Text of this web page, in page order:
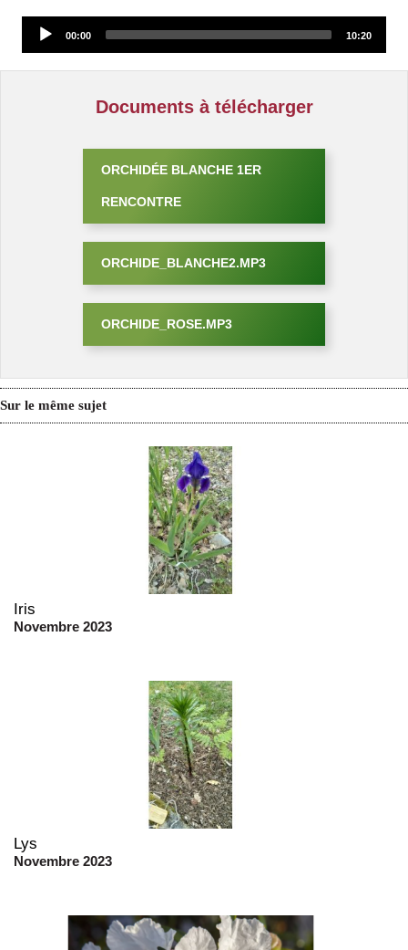
Player
00:00 10:20
Documents à télécharger
ORCHIDÉE BLANCHE 1ER
RENCONTRE
ORCHIDE_BLANCHE2.MP3
ORCHIDE_ROSE.MP3
Sur le même sujet
Iris
Novembre 2023
Lys
Novembre 2023